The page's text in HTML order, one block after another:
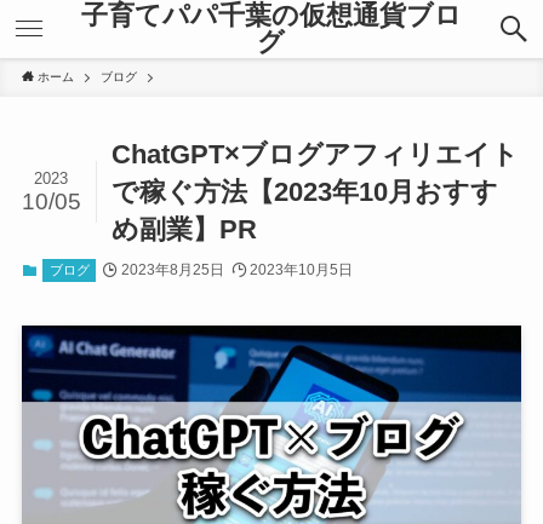
子育てパパ千葉の仮想通貨ブロ
グ
ホーム ブログ
ChatGPT×ブログアフィリエイト
で稼ぐ方法【2023年10月おすす
め副業】PR
2023
10/05
ブログ 2023年8月25日 2023年10月5日